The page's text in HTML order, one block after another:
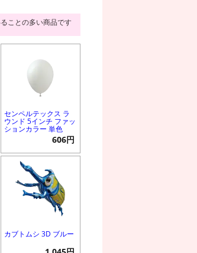
ことの多い商品です
センペルテックス ラ
ウンド 5インチ ファッ
ションカラー 単色
606円
カブトムシ 3D ブルー